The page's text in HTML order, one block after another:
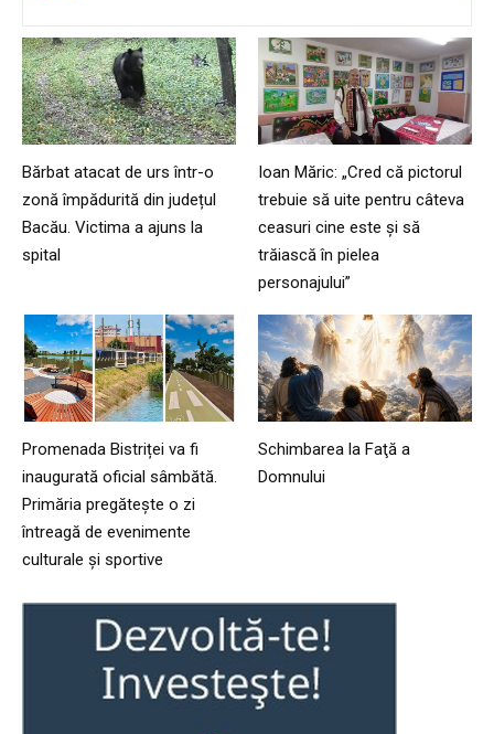
Bărbat atacat de urs într-o
zonă împădurită din județul
Bacău. Victima a ajuns la
spital
Ioan Măric: „Cred că pictorul
trebuie să uite pentru câteva
ceasuri cine este și să
trăiască în pielea
personajului”
Promenada Bistriței va fi
inaugurată oficial sâmbătă.
Primăria pregătește o zi
întreagă de evenimente
culturale și sportive
Schimbarea la Faţă a
Domnului